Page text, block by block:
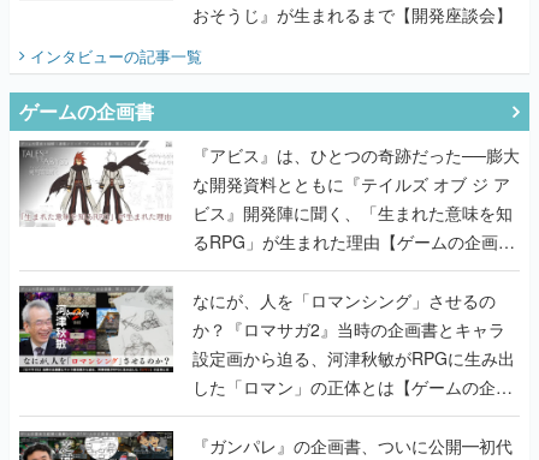
おそうじ』が生まれるまで【開発座談会】
インタビューの記事一覧
ゲームの企画書
『アビス』は、ひとつの奇跡だった──膨大
な開発資料とともに『テイルズ オブ ジ ア
ビス』開発陣に聞く、「生まれた意味を知
るRPG」が生まれた理由【ゲームの企画
書】
なにが、人を「ロマンシング」させるの
か？『ロマサガ2』当時の企画書とキャラ
設定画から迫る、河津秋敏がRPGに生み出
した「ロマン」の正体とは【ゲームの企画
書】
『ガンパレ』の企画書、ついに公開━初代